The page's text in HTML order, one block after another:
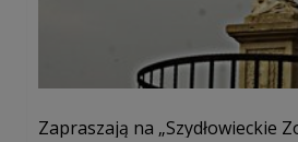
Zapraszają na „Szydłowieckie